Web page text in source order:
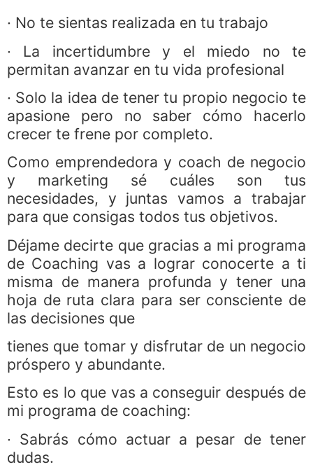
· No te sientas realizada en tu trabajo
· La incertidumbre y el miedo no te
permitan avanzar en tu vida profesional
· Solo la idea de tener tu propio negocio te
apasione pero no saber cómo hacerlo
crecer te frene por completo.
Como emprendedora y coach de negocio
y marketing sé cuáles son tus
necesidades, y juntas vamos a trabajar
para que consigas todos tus objetivos.
Déjame decirte que gracias a mi programa
de Coaching vas a lograr conocerte a ti
misma de manera profunda y tener una
hoja de ruta clara para ser consciente de
las decisiones que
tienes que tomar y disfrutar de un negocio
próspero y abundante.
Esto es lo que vas a conseguir después de
mi programa de coaching:
· Sabrás cómo actuar a pesar de tener
dudas.